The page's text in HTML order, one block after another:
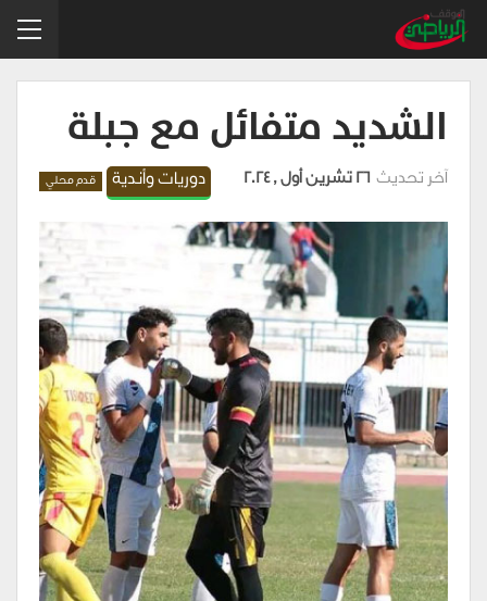
الشديد متفائل مع جبلة
دوريات وأندية قدم محلي آخر تحديث26 تشرين أول , 2024